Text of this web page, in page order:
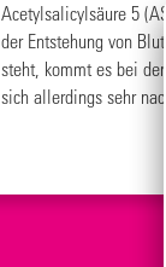
Acetylsalicylsäure 5 (
der Entstehung von
steht, kommt es bei
sich allerdings sehr